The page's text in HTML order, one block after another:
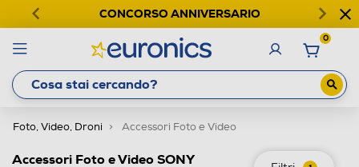
CONCORSO ANNIVERSARIO
0
Foto, Video, Droni Accessori Foto e Video
Accessori Foto e Video SONY